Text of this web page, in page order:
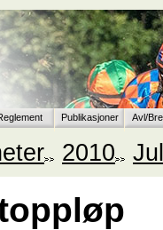
Publikasjoner Avl/
2010